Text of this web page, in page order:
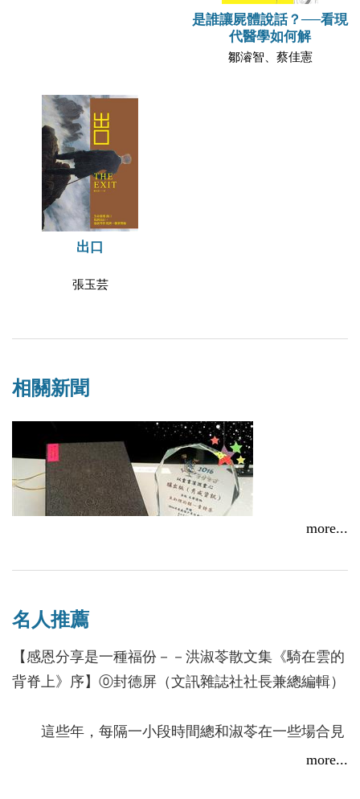
是誰讓屍體說話？──看現
代醫學如何解
鄒濬智、蔡佳憲
出口
張玉芸
相關新聞
2016年度最佳少年兒童讀物獎
2017/04/25
more...
名人推薦
【感恩分享是一種福份－－洪淑苓散文集《騎在雲的
背脊上》序】⓪封德屏（文訊雜誌社社長兼總編輯）
這些年，每隔一小段時間總和淑苓在一些場合見
面。每一次，心情都很愉悅，不曾感覺彼此有什麼改
more...